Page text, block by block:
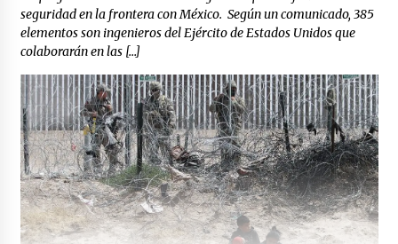
seguridad en la frontera con México. Según un comunicado, 385
elementos son ingenieros del Ejército de Estados Unidos que
colaborarán en las […]